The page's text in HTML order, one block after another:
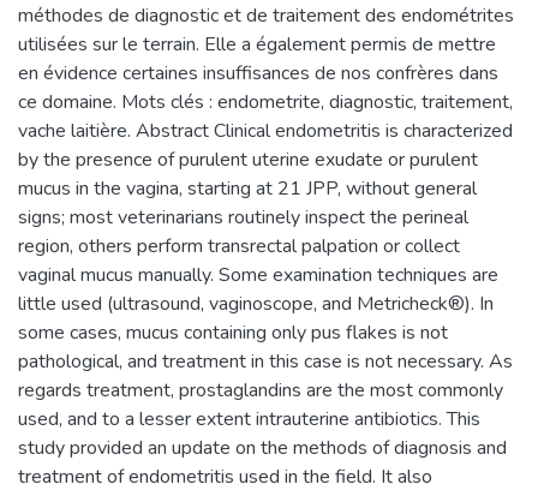
méthodes de diagnostic et de traitement des endométrites
utilisées sur le terrain. Elle a également permis de mettre
en évidence certaines insuffisances de nos confrères dans
ce domaine. Mots clés : endometrite, diagnostic, traitement,
vache laitière. Abstract Clinical endometritis is characterized
by the presence of purulent uterine exudate or purulent
mucus in the vagina, starting at 21 JPP, without general
signs; most veterinarians routinely inspect the perineal
region, others perform transrectal palpation or collect
vaginal mucus manually. Some examination techniques are
little used (ultrasound, vaginoscope, and Metricheck®). In
some cases, mucus containing only pus flakes is not
pathological, and treatment in this case is not necessary. As
regards treatment, prostaglandins are the most commonly
used, and to a lesser extent intrauterine antibiotics. This
study provided an update on the methods of diagnosis and
treatment of endometritis used in the field. It also